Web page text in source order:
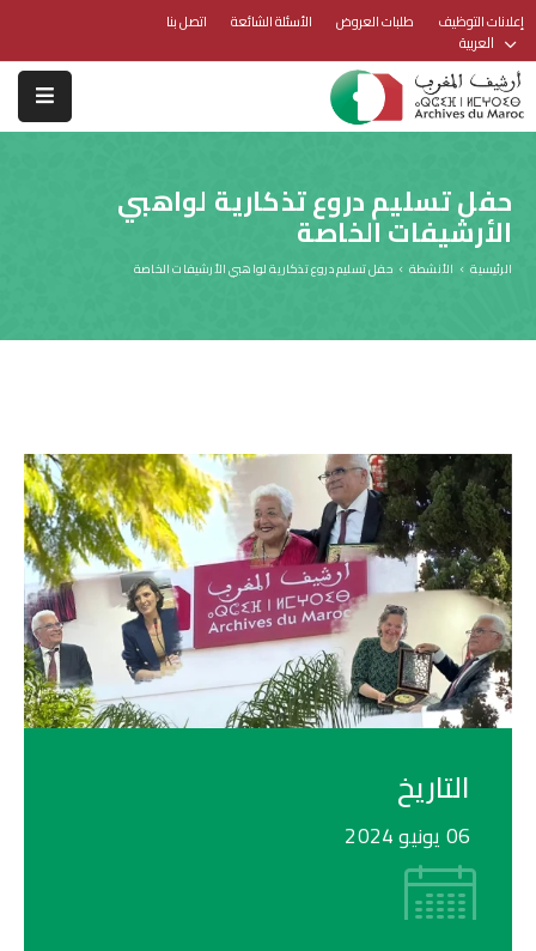
إعلانات التوظيف طلبات العروض الأسئلة الشائعة اتصل بنا
العربية
حفل تسليم دروع تذكارية لواهبي
الأرشيفات الخاصة
الرئيسية الأنشطة حفل تسليم دروع تذكارية لواهبي الأرشيفات الخاصة
التاريخ
06 يونيو 2024